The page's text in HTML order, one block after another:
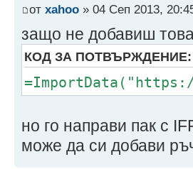
от xahoo » 04 Сеп 2013,
защо не добавиш
КОД ЗА ПОТВЪРЖДЕНИЕ:
но го направи пак с
може да си добави